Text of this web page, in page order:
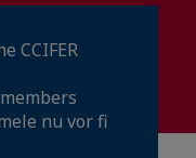
CCIFER
nu vor fi